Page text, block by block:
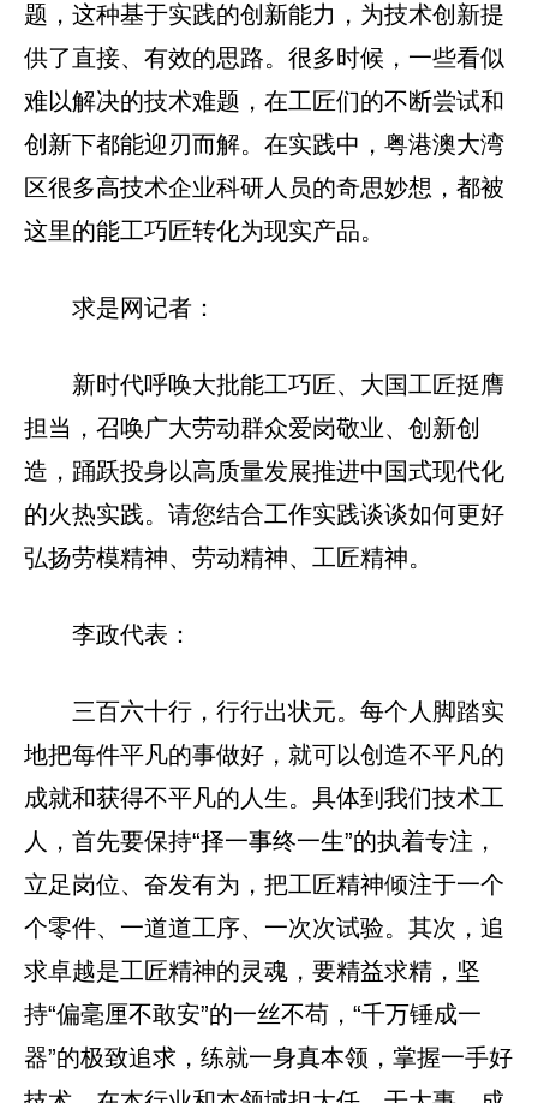
题，这种基于实践的创新能力，为技术创新提
供了直接、有效的思路。很多时候，一些看似
难以解决的技术难题，在工匠们的不断尝试和
创新下都能迎刃而解。在实践中，粤港澳大湾
区很多高技术企业科研人员的奇思妙想，都被
这里的能工巧匠转化为现实产品。
求是网记者：
新时代呼唤大批能工巧匠、大国工匠挺膺
担当，召唤广大劳动群众爱岗敬业、创新创
造，踊跃投身以高质量发展推进中国式现代化
的火热实践。请您结合工作实践谈谈如何更好
弘扬劳模精神、劳动精神、工匠精神。
李政代表：
三百六十行，行行出状元。每个人脚踏实
地把每件平凡的事做好，就可以创造不平凡的
成就和获得不平凡的人生。具体到我们技术工
人，首先要保持“择一事终一生”的执着专注，
立足岗位、奋发有为，把工匠精神倾注于一个
个零件、一道道工序、一次次试验。其次，追
求卓越是工匠精神的灵魂，要精益求精，坚
持“偏毫厘不敢安”的一丝不苟，“千万锤成一
器”的极致追求，练就一身真本领，掌握一手好